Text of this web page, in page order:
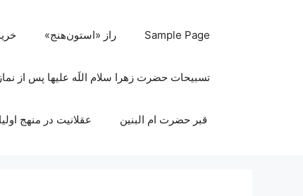
Sample Page راز «استون‌هنج»
تسبیحات حضرت زهرا سلام اللَه علیها پس از
قبر حضرت ام البنین عقلانیت در منهج